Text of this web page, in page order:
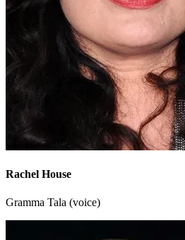
Rachel House
Gramma Tala (voice)